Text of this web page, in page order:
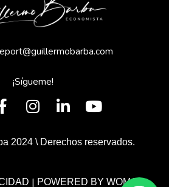
¡Sígueme!
2024 \ Derechos reservados.
| POWERED BY WOMGP